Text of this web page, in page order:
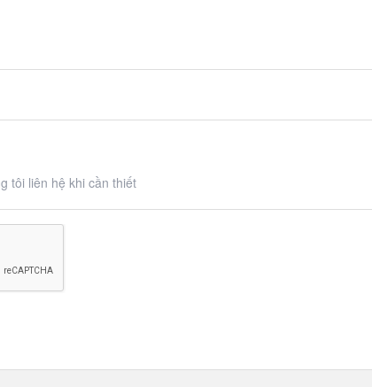
tôi liên hệ khi cần thiết